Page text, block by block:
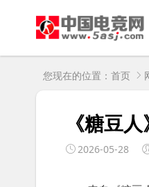
您现在的位置： 首页
《糖豆
2026-05-28